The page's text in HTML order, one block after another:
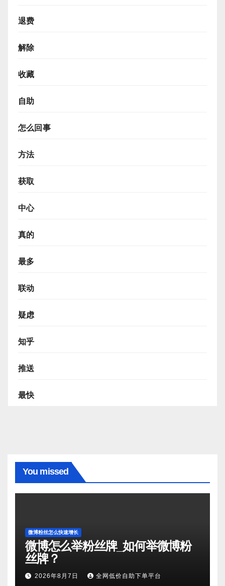
退费
解除
收藏
自助
怎么回事
方法
获取
中心
真的
最多
联动
疑虑
知乎
推送
最快
You missed
微博粉丝怎么快速增长
微博怎么举粉丝牌_如何举微博粉
丝牌？
2026年8月7日 全网低价自助下单平台